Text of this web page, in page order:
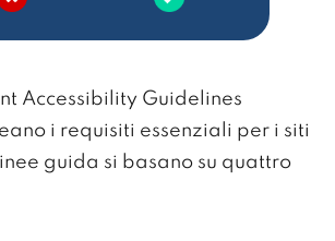
Accessibility Guidelines
i requisiti essenziali per i siti
guida si basano su quattro